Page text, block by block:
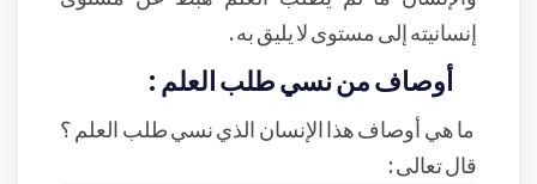
إنسانيته إلى مستوى لا يليق به .
أوصاف من نسي طلب العلم :
ما هي أوصاف هذا الإنسان الذي نسي طلب العلم ؟
قال تعالى :